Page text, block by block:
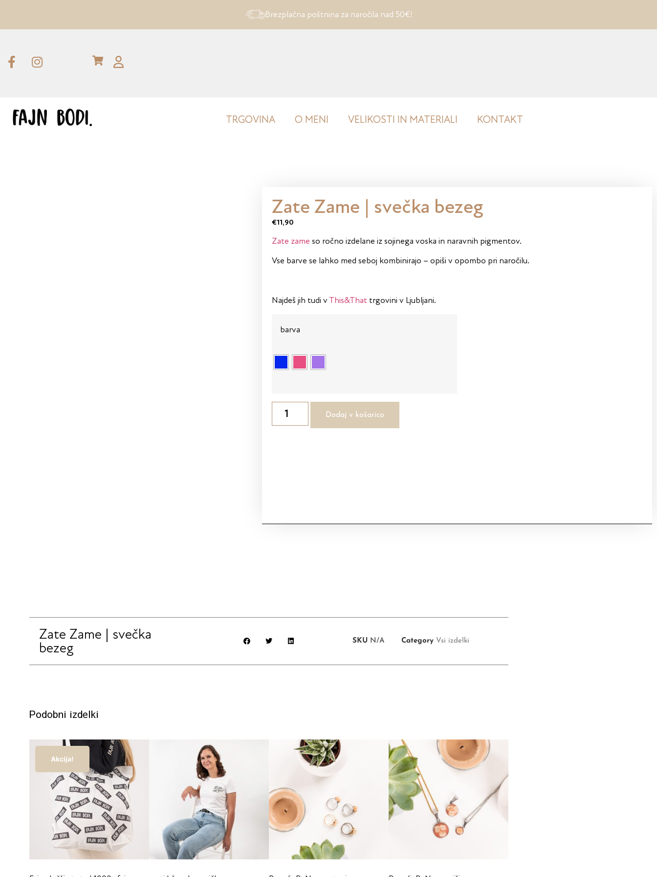
Brezplačna poštnina za naročila nad 50€!
TRGOVINA O MENI VELIKOSTI IN MATERIALI KONTAKT
Zate Zame | svečka bezeg
€11,90
Zate zame so ročno izdelane iz sojinega voska in naravnih pigmentov.
Vse barve se lahko med seboj kombinirajo – opiši v opombo pri naročilu.
Najdeš jih tudi v This&Thattrgovini v Ljubljani.
barva
Dodaj v košarico
Zate Zame | svečka
bezeg
SKU N/A Category Vsi izdelki
Podobni izdelki
Akcija!